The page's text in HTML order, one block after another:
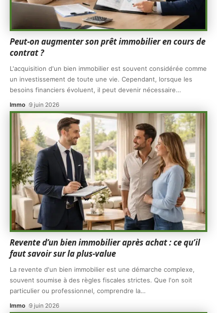
Peut-on augmenter son prêt immobilier en cours de
contrat ?
L'acquisition d'un bien immobilier est souvent considérée comme
un investissement de toute une vie. Cependant, lorsque les
besoins financiers évoluent, il peut devenir nécessaire…
Immo 9 juin 2026
Revente d’un bien immobilier après achat : ce qu’il
faut savoir sur la plus-value
La revente d'un bien immobilier est une démarche complexe,
souvent soumise à des règles fiscales strictes. Que l'on soit
particulier ou professionnel, comprendre la…
Immo 9 juin 2026